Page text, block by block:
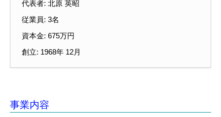
代表者: 北原 英昭
従業員: 3名
資本金: 675万円
創立: 1968年 12月
事業内容